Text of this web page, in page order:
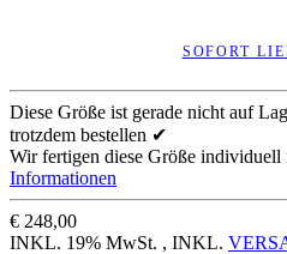
SOFORT
Diese Größe ist gerade nicht auf
trotzdem bestellen ✔
Wir fertigen diese Größe individuell
Informationen
€ 248,00
INKL. 19% MwSt. , INKL.